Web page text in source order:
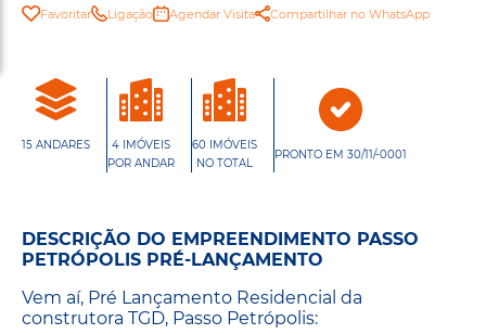
Favoritar Ligação Agendar Visita Compartilhar no WhatsApp
15 ANDARES
4 IMÓVEIS
POR ANDAR
60 IMÓVEIS
NO TOTAL
PRONTO EM 30/11/-0001
DESCRIÇÃO DO EMPREENDIMENTO PASSO
PETRÓPOLIS PRÉ-LANÇAMENTO
Vem aí, Pré Lançamento Residencial da
construtora TGD, Passo Petrópolis: